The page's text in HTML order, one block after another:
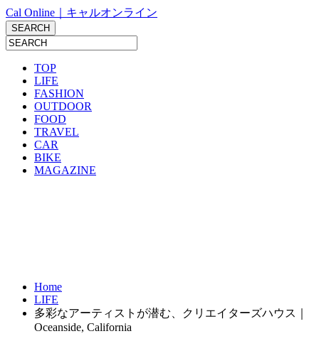
Cal Online｜キャルオンライン
TOP
LIFE
FASHION
OUTDOOR
FOOD
TRAVEL
CAR
BIKE
MAGAZINE
Home
LIFE
多彩なアーティストが潜む、クリエイターズハウス｜
Oceanside, California